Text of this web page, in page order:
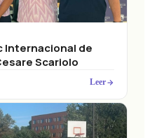
Internacional de
Scariolo
Leer